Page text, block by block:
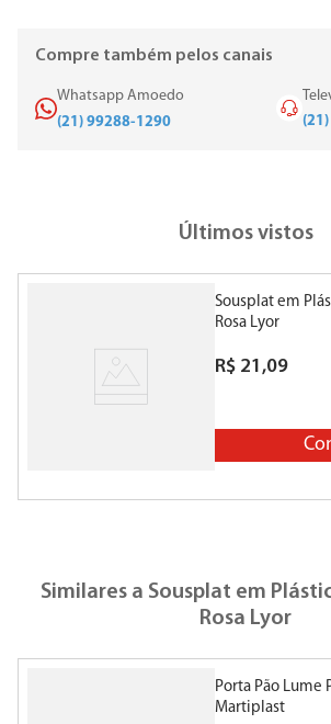
Compre também pelos canais
Whatsapp Amoedo
(21) 99288-1290
Últimos vistos
Sousplat em
Rosa Lyor
R$ 21,09
Similares a Sousplat em
Rosa Lyor
Porta Pão Lume
Martiplast